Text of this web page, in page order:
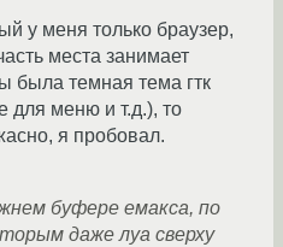
у меня только браузер,
места занимает
была темная тема гтк
для меню и т.д.), то
я пробовал.
буфере емакса, по
даже луа сверху